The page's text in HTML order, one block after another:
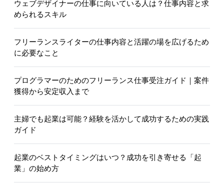
ウェブデザイナーの仕事に向いている人は？仕事内容と求
められるスキル
フリーランスライターの仕事内容と活躍の場を広げるため
に必要なこと
プログラマーのためのフリーランス仕事受注ガイド｜案件
獲得から安定収入まで
主婦でも起業は可能？経験を活かして成功するための実践
ガイド
起業のベストタイミングはいつ？成功を引き寄せる「起
業」の始め方